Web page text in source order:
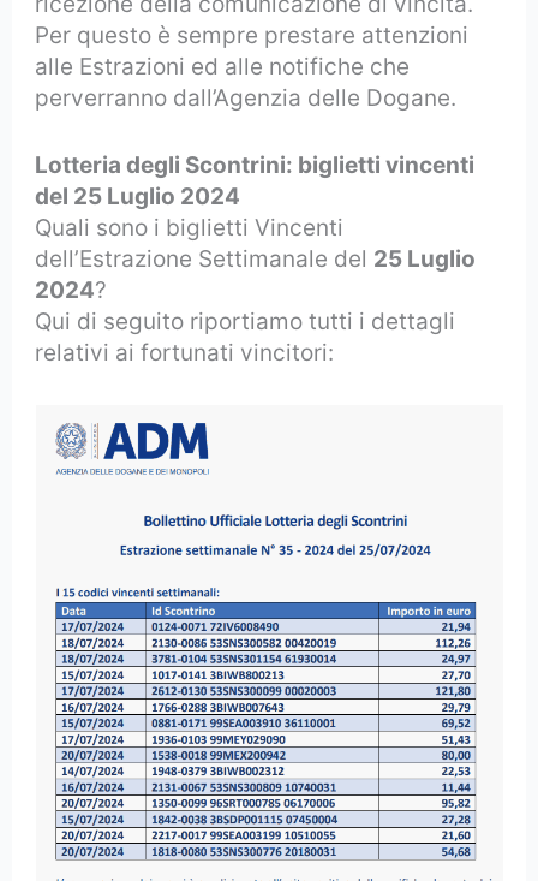
Per questo è sempre prestare attenzioni
alle Estrazioni ed alle notifiche che
perverranno dall’Agenzia delle Dogane.
Lotteria degli Scontrini: biglietti vincenti
del 25 Luglio 2024
Quali sono i biglietti Vincenti
dell’Estrazione Settimanale del 25 Luglio
2024?
Qui di seguito riportiamo tutti i dettagli
relativi ai fortunati vincitori: